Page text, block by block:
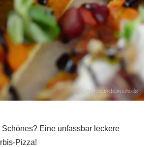
Eine unfassbar leckere
Pizza!